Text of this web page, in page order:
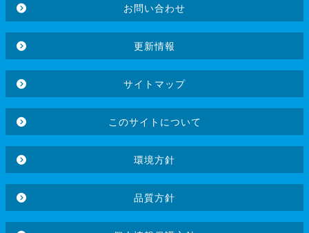
お問い合わせ
更新情報
サイトマップ
このサイトについて
環境方針
品質方針